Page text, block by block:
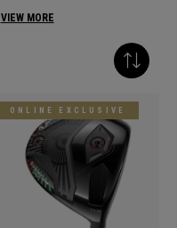
VIEW MORE
ONLINE EXCLUSIVE